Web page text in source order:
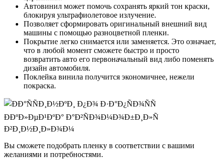
Автовинил может помочь сохранять яркий тон краски,
блокируя ультрафиолетовое излучение.
Позволяет сформировать оригинальный внешний вид
машины с помощью разноцветной пленки.
Покрытие легко снимается или заменяется. Это означает,
что в любой момент сможете быстро и просто
возвратить авто его первоначальный вид либо поменять
дизайн автомобиля.
Поклейка винила получится экономичнее, нежели
покраска.
Вы сможете подобрать пленку в соответствии с вашими
желаниями и потребностями.